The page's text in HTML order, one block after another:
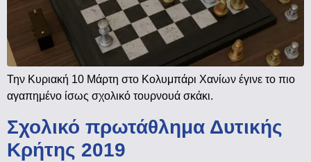
Την Κυριακή 10 Μάρτη στο Κολυμπάρι Χανίων έγινε το πιο
αγαπημένο ίσως σχολικό τουρνουά σκάκι.
Σχολικό πρωτάθλημα Δυτικής
Κρήτης 2019